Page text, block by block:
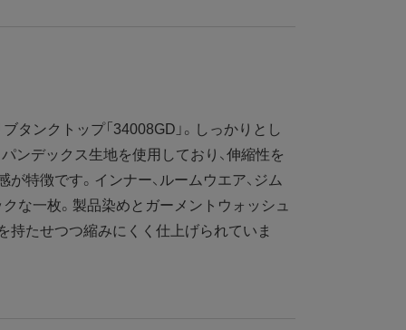
タンクトップ「34008GD」。しっかりとし
ンデックス生地を使用しており、伸縮性を
特徴です。インナー、ルームウエア、ジム
な一枚。製品染めとガーメントウォッシュ
持たせつつ縮みにくく仕上げられていま